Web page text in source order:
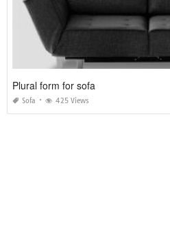
Plural form for sofa
Sofa 425 Views